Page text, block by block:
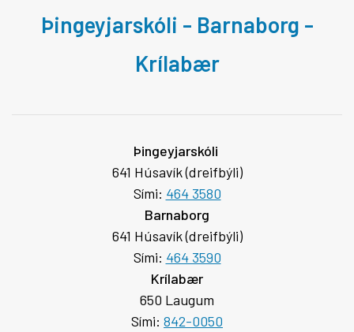
Þingeyjarskóli - Barnaborg -
Krílabær
Þingeyjarskóli
641 Húsavík (dreifbýli)
Sími: 464 3580
Barnaborg
641 Húsavík (dreifbýli)
Sími: 464 3590
Krílabær
650 Laugum
Sími: 842-0050